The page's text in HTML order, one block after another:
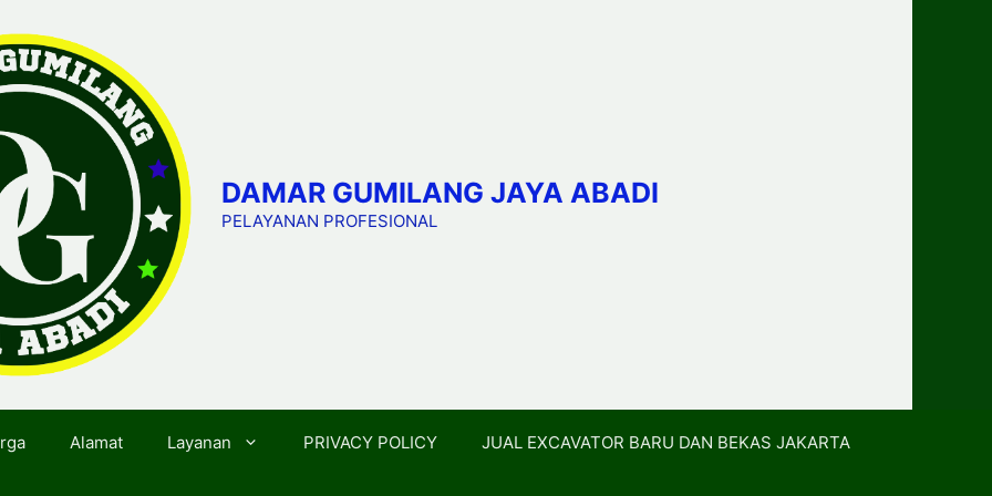
DAMAR GUMILANG JAYA ABADI
PELAYANAN PROFESIONAL
Alamat Layanan PRIVACY POLICY JUAL EXCAVATOR BARU DAN BEKAS JAKARTA